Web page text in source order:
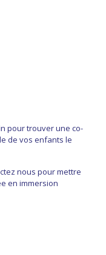
pour trouver une co-
de vos enfants le
nous pour mettre
en immersion